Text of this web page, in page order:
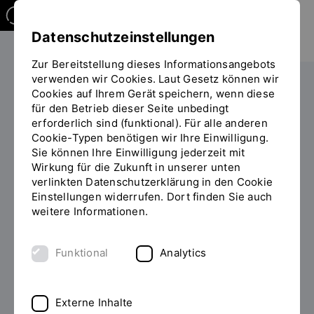
Sie
befinden
sich
auf
der
Seite
"Detailansicht"
Weiterbilden
16. SEPTEMBER
2026 -
08:15- UHR
Berufsbegleitendes
Datenschutzeinstellungen
Zur Bereitstellung dieses Informationsangebots
verwenden wir Cookies. Laut Gesetz können wir
Cookies auf Ihrem Gerät speichern, wenn diese
für den Betrieb dieser Seite unbedingt
erforderlich sind (funktional). Für alle anderen
Cookie-Typen benötigen wir Ihre Einwilligung.
Sie können Ihre Einwilligung jederzeit mit
Wirkung für die Zukunft in unserer unten
verlinkten Datenschutzerklärung in den Cookie
Einstellungen widerrufen. Dort finden Sie auch
weitere Informationen.
Funktional Analytics
Externe Inhalte